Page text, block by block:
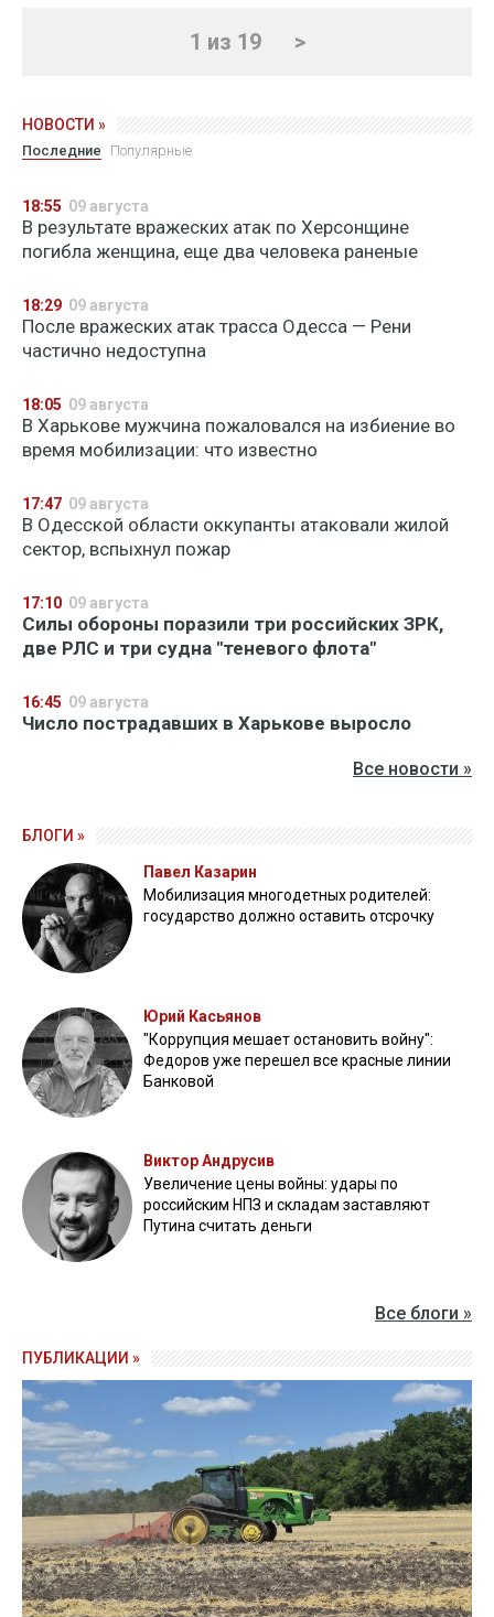
1 из 19 >
НОВОСТИ »
Последние Популярные
18:55 09 августа
В результате вражеских атак по Херсонщине
погибла женщина, еще два человека раненые
18:29 09 августа
После вражеских атак трасса Одесса — Рени
частично недоступна
18:05 09 августа
В Харькове мужчина пожаловался на избиение во
время мобилизации: что известно
17:47 09 августа
В Одесской области оккупанты атаковали жилой
сектор, вспыхнул пожар
17:10 09 августа
Силы обороны поразили три российских ЗРК,
две РЛС и три судна "теневого флота"
16:45 09 августа
Число пострадавших в Харькове выросло
Все новости »
БЛОГИ »
Павел Казарин
Мобилизация многодетных родителей:
государство должно оставить отсрочку
Юрий Касьянов
"Коррупция мешает остановить войну":
Федоров уже перешел все красные линии
Банковой
Виктор Андрусив
Увеличение цены войны: удары по
российским НПЗ и складам заставляют
Путина считать деньги
Все блоги »
ПУБЛИКАЦИИ »